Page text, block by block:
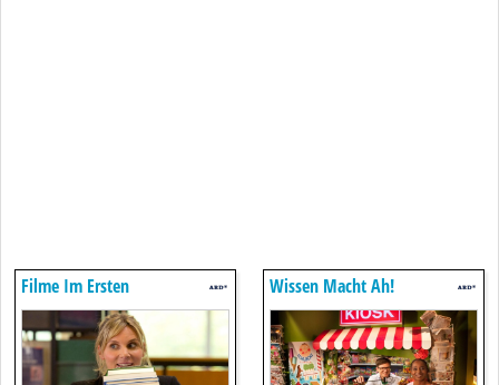
Filme Im Ersten Wissen Macht Ah!